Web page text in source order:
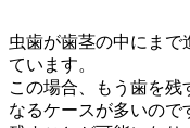
虫歯が歯茎の中にまで
ています。
この場合、もう歯を残
なるケースが多いので